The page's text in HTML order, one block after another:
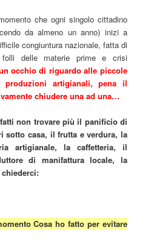
che ogni singolo cittadino
da almeno un anno) inizi a
congiuntura nazionale, fatta di
delle materie prime e crisi
occhio di riguardo alle piccole
artigianali, pena il
chiudere una ad una…
non trovare più il panificio di
casa, il frutta e verdura, la
artigianale, la caffetteria, il
di manifattura locale, la
Cosa ho fatto per evitare